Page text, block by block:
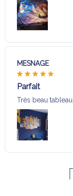
MESNAGE
Parfait
Très beau